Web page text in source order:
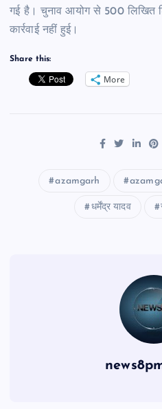
गई है। चुनाव आयोग से 500 लिखित
कार्रवाई नहीं हुई।
Share this:
More
azamgarh
धर्मेंद्र यादव